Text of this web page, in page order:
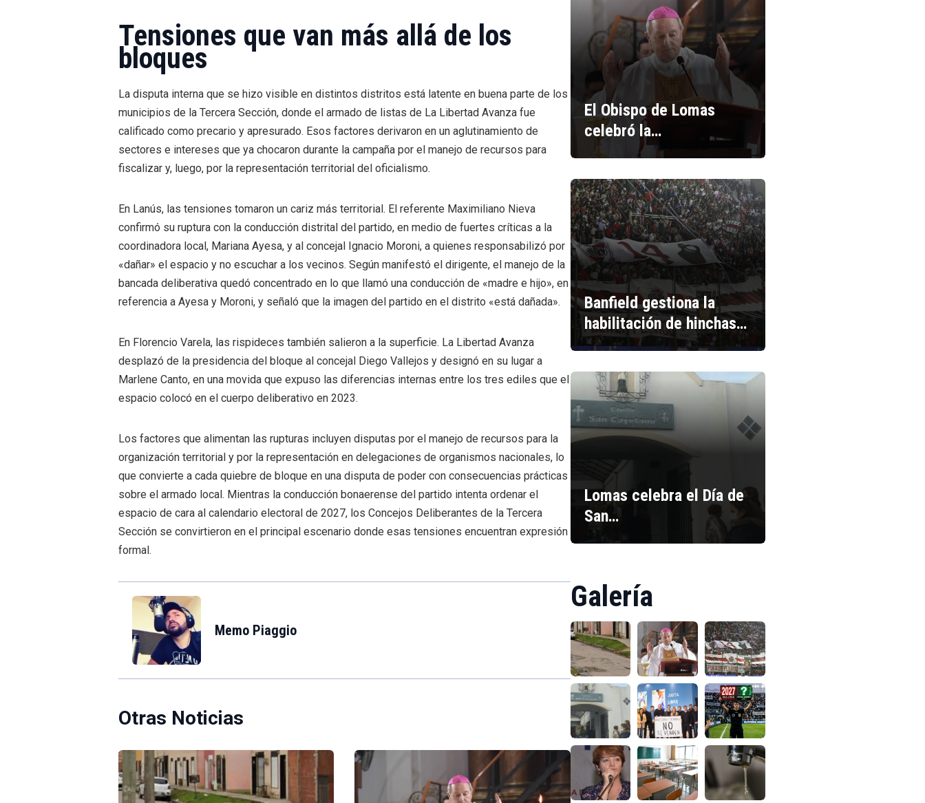
Tensiones que van más allá de los
bloques
La disputa interna que se hizo visible en distintos distritos está latente en buena parte de los
municipios de la Tercera Sección, donde el armado de listas de La Libertad Avanza fue
calificado como precario y apresurado. Esos factores derivaron en un aglutinamiento de
sectores e intereses que ya chocaron durante la campaña por el manejo de recursos para
fiscalizar y, luego, por la representación territorial del oficialismo.
En Lanús, las tensiones tomaron un cariz más territorial. El referente Maximiliano Nieva
confirmó su ruptura con la conducción distrital del partido, en medio de fuertes críticas a la
coordinadora local, Mariana Ayesa, y al concejal Ignacio Moroni, a quienes responsabilizó por
«dañar» el espacio y no escuchar a los vecinos. Según manifestó el dirigente, el manejo de la
bancada deliberativa quedó concentrado en lo que llamó una conducción de «madre e hijo», en
referencia a Ayesa y Moroni, y señaló que la imagen del partido en el distrito «está dañada».
En Florencio Varela, las rispideces también salieron a la superficie. La Libertad Avanza
desplazó de la presidencia del bloque al concejal Diego Vallejos y designó en su lugar a
Marlene Canto, en una movida que expuso las diferencias internas entre los tres ediles que el
espacio colocó en el cuerpo deliberativo en 2023.
Los factores que alimentan las rupturas incluyen disputas por el manejo de recursos para la
organización territorial y por la representación en delegaciones de organismos nacionales, lo
que convierte a cada quiebre de bloque en una disputa de poder con consecuencias prácticas
sobre el armado local. Mientras la conducción bonaerense del partido intenta ordenar el
espacio de cara al calendario electoral de 2027, los Concejos Deliberantes de la Tercera
Sección se convirtieron en el principal escenario donde esas tensiones encuentran expresión
formal.
Memo Piaggio
Otras Noticias
El Obispo de Lomas
celebró la…
Banfield gestiona la
habilitación de hinchas…
Lomas celebra el Día de
San…
Galería